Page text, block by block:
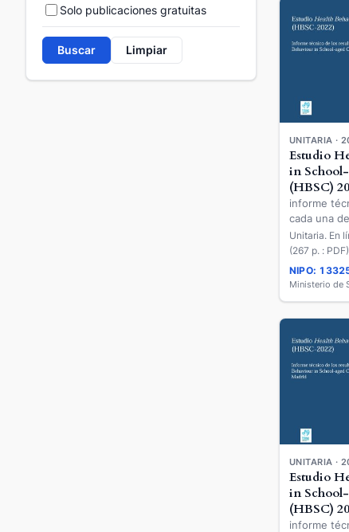
Solo publicaciones gratuitas
Buscar Limpiar
UNITARIA ·
Estudio
in
(HBSC)
informe
cada una
autónomas
obtenidos
Behaviour
Children
Unitaria. En
(267 p. :
NIPO:
Ministerio de
UNITARIA ·
Estudio
in
(HBSC)
informe